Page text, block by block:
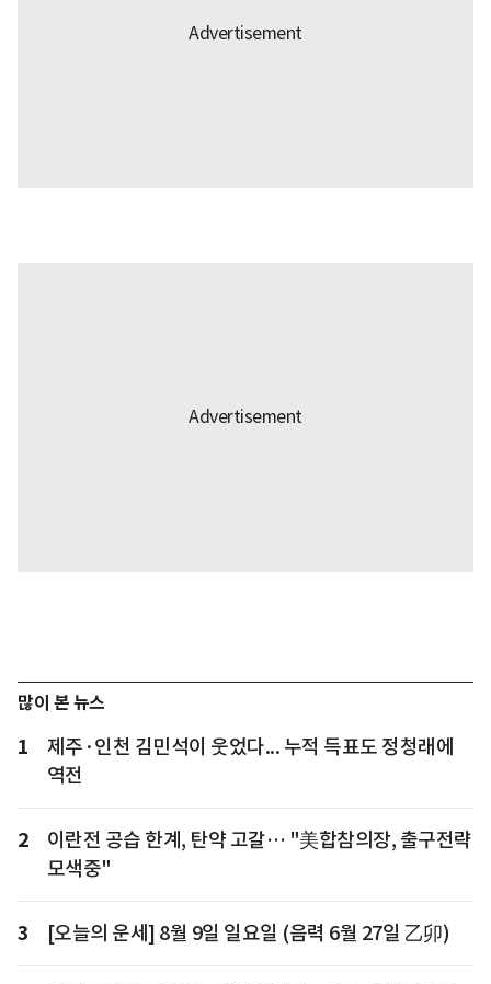
많이 본 뉴스
1
제주·인천 김민석이 웃었다... 누적 득표도 정청래에
역전
2
이란전 공습 한계, 탄약 고갈… "美합참의장, 출구전략
모색중"
3 [오늘의 운세] 8월 9일 일요일 (음력 6월 27일 乙卯)